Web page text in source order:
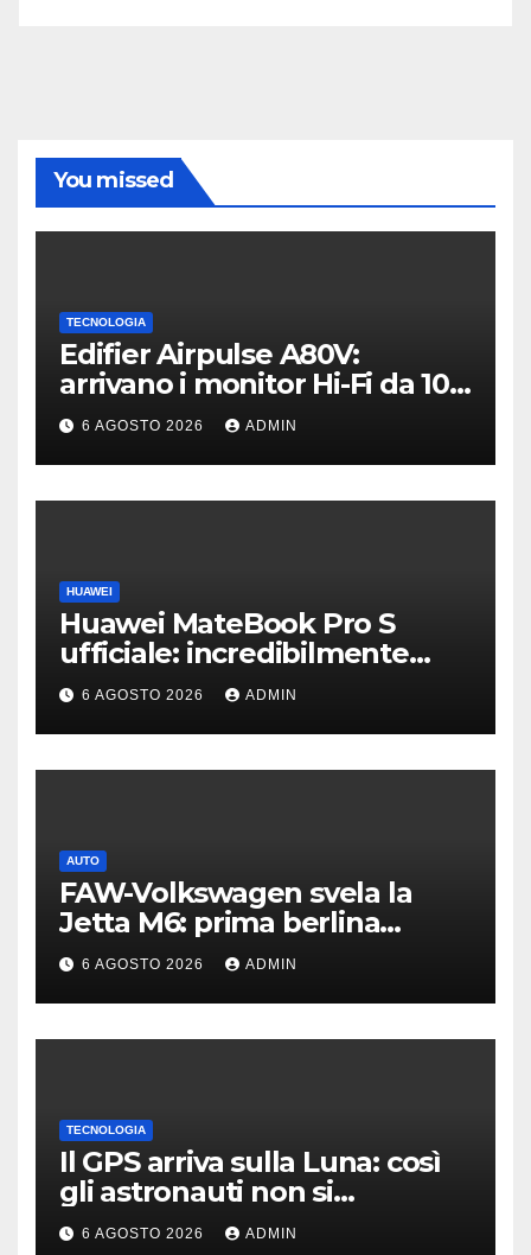
You missed
TECNOLOGIA
Edifier Airpulse A80V:
arrivano i monitor Hi-Fi da 100
W con USB Hi-Res
6 AGOSTO 2026 ADMIN
HUAWEI
Huawei MateBook Pro S
ufficiale: incredibilmente
leggero e supersottile
6 AGOSTO 2026 ADMIN
AUTO
FAW-Volkswagen svela la
Jetta M6: prima berlina
elettrica del marchio
6 AGOSTO 2026 ADMIN
TECNOLOGIA
Il GPS arriva sulla Luna: così
gli astronauti non si
perderanno più
6 AGOSTO 2026 ADMIN